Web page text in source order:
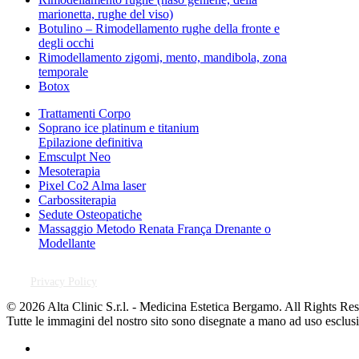
marionetta, rughe del viso)
Botulino – Rimodellamento rughe della fronte e
degli occhi
Rimodellamento zigomi, mento, mandibola, zona
temporale
Botox
Trattamenti Corpo
Soprano ice platinum e titanium
Epilazione definitiva
Emsculpt Neo
Mesoterapia
Pixel Co2 Alma laser
Carbossiterapia
Sedute Osteopatiche
Massaggio Metodo Renata França Drenante o
Modellante
Privacy Policy
© 2026 Alta Clinic S.r.l. - Medicina Estetica Bergamo. All Rights
Tutte le immagini del nostro sito sono disegnate a mano ad uso